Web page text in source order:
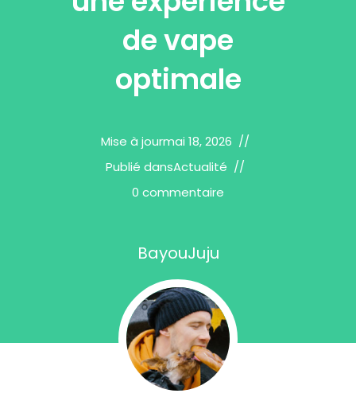
de vape
optimale
Mise à jourmai 18, 2026
Publié dansActualité
0 commentaire
BayouJuju